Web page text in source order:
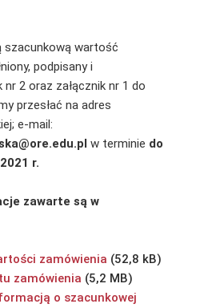
szacunkową wartość
podpisany i
nr 2 oraz załącznik nr 1 do
przesłać na adres
e-mail:
w terminie do
r.
zawarte są w
zamówienia
zamówienia
o szacunkowej